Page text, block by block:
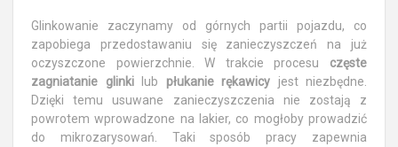
Glinkowanie zaczynamy od górnych partii pojazdu, co
zapobiega przedostawaniu się zanieczyszczeń na już
oczyszczone powierzchnie. W trakcie procesu częste
zagniatanie glinkilub płukanie rękawicy jest niezbędne.
Dzięki temu usuwane zanieczyszczenia nie zostają z
powrotem wprowadzone na lakier, co mogłoby prowadzić
do mikrozarysowań. Taki sposób pracy zapewnia